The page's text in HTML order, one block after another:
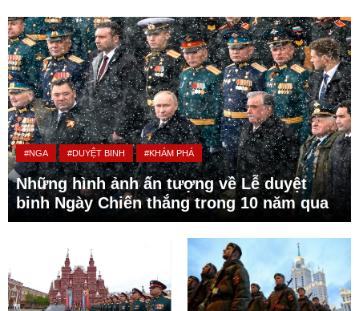
#NGA #DUYỆT BINH #KHÁM PHÁ
Những hình ảnh ấn tượng về Lễ duyệt
binh Ngày Chiến thắng trong 10 năm qua